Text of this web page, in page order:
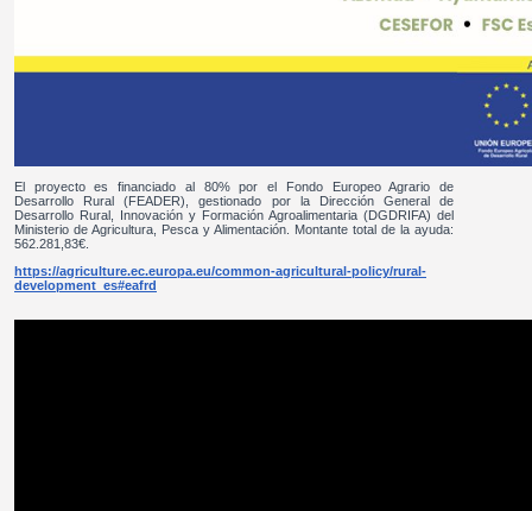
El proyecto es financiado al 80% por el Fondo Europeo Agrario de
Desarrollo Rural (FEADER), gestionado por la Dirección General de
Desarrollo Rural, Innovación y Formación Agroalimentaria (DGDRIFA) del
Ministerio de Agricultura, Pesca y Alimentación. Montante total de la ayuda:
562.281,83€.
https://agriculture.ec.europa.eu/common-agricultural-policy/rural-
development_es#eafrd